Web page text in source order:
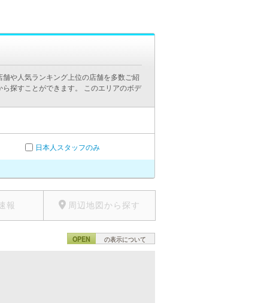
や人気ランキング上位の店舗を多数ご紹
探すことができます。 このエリアのボデ
日本人スタッフのみ
報 周辺地図から探す
OPEN の表示について